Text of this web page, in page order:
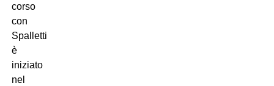
corso
con
Spalletti
è
iniziato
nel